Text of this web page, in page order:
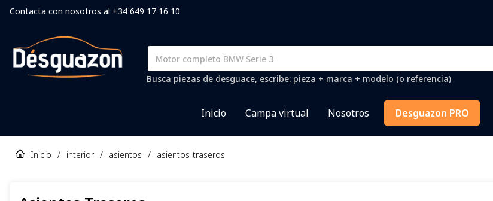
Contacta con nosotros al +34 649 17 16 10
Busca piezas de desguace, escribe: pieza + marca + modelo (o referencia)
Inicio Campa virtual Nosotros Desguazon PRO
Inicio / interior / asientos / asientos-traseros